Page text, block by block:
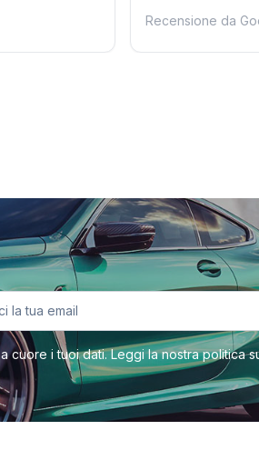
Recensione da
cuore i tuoi dati. Leggi la nostra politica